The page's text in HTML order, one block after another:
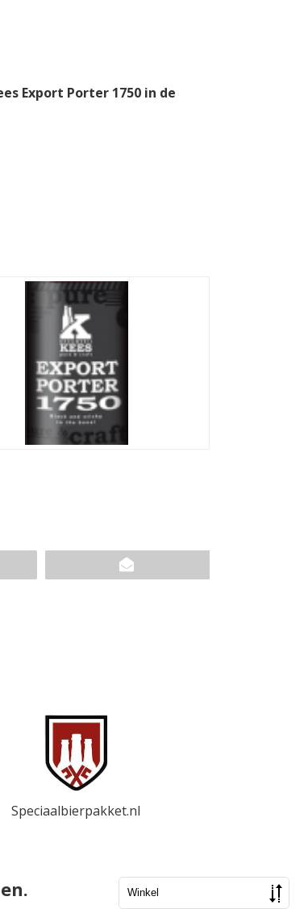
Export Porter 1750 in de
Speciaalbierpakket.nl